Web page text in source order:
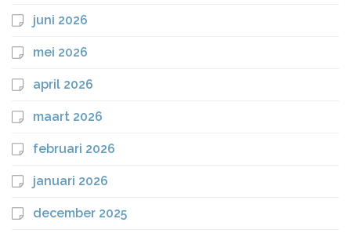
juni 2026
mei 2026
april 2026
maart 2026
februari 2026
januari 2026
december 2025